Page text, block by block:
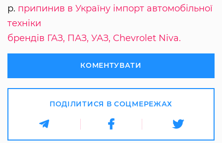
р. припинив в Україну імпорт автомобільної
техніки
брендів ГАЗ, ПАЗ, УАЗ, Chevrolet Niva.
КОМЕНТУВАТИ
ПОДІЛИТИСЯ В СОЦМЕРЕЖАХ